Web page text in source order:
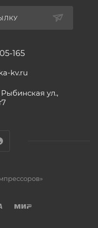
165
kv.ru
Рыбинская ул.,